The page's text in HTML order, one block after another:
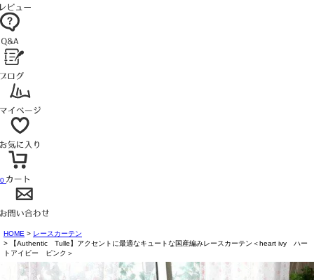
0
HOME
レースカーテン
【Authentic Tulle】アクセントに最適なキュートな国産編みレースカーテン＜heart ivy ハー
トアイビー ピンク＞